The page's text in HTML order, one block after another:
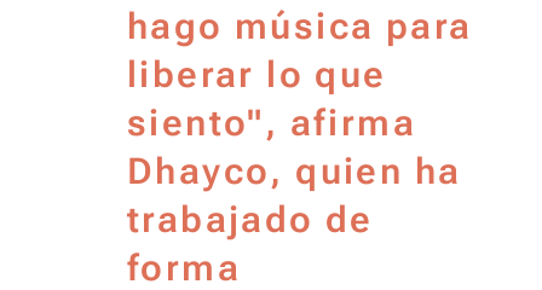
hago música para
liberar lo que
siento", afirma
Dhayco, quien ha
trabajado de
forma